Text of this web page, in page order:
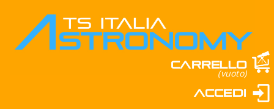
Carrello
(vuoto)
Accedi